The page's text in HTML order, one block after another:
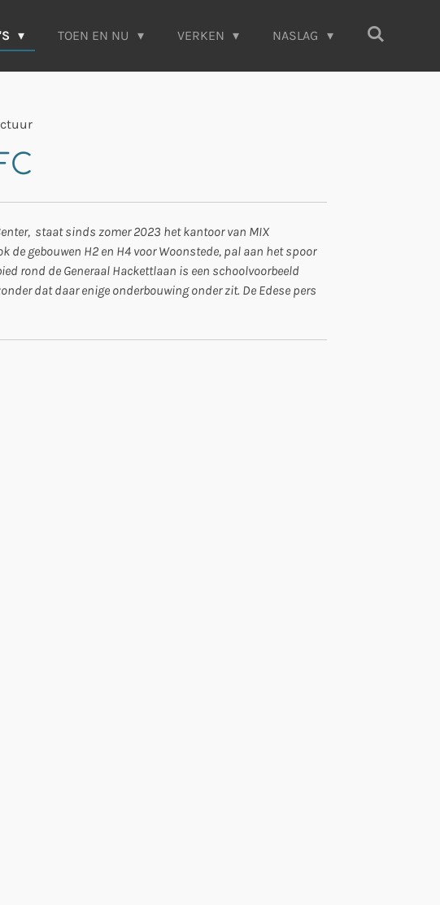
TOEN EN NU VERKEN NASLAG
staat sinds zomer 2023 het kantoor van MIX
de gebouwen H2 en H4 voor Woonstede, pal aan het spoor
rond de Generaal Hackettlaan is een schoolvoorbeeld
dat daar enige onderbouwing onder zit. De Edese pers